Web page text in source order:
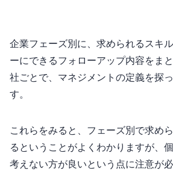
企業フェーズ別に、求められるスキ
ーにできるフォローアップ内容をま
社ごとで、マネジメントの定義を探
す。
これらをみると、フェーズ別で求め
るということがよくわかりますが、
考えない方が良いという点に注意が